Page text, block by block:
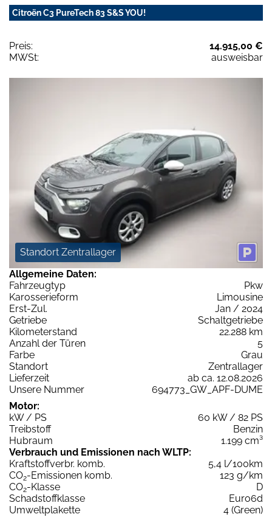
Citroën C3 PureTech 83 S&S YOU!
Preis:
14.915,00 €
MWSt:
ausweisbar
Standort Zentrallager
Allgemeine Daten:
Fahrzeugtyp
Pkw
Karosserieform
Limousine
Erst-Zul.
Jan / 2024
Getriebe
Schaltgetriebe
Kilometerstand
22.288 km
Anzahl der Türen
5
Farbe
Grau
Standort
Zentrallager
Lieferzeit
ab ca. 12.08.2026
Unsere Nummer
694773_GW_APF-DUME
Motor:
kW / PS
60 kW / 82 PS
Treibstoff
Benzin
Hubraum
1.199 cm³
Verbrauch und Emissionen nach WLTP:
Kraftstoffverbr. komb.
5,4 l/100km
CO2-Emissionen komb.
123 g/km
CO2-Klasse
D
Schadstoffklasse
Euro6d
Umweltplakette
4 (Green)